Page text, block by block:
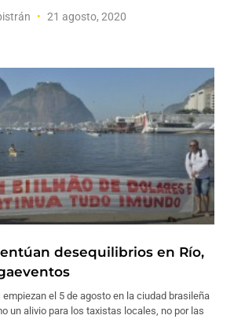
21 agosto, 2020
desequilibrios en Río,
el 5 de agosto en la ciudad brasileña
un alivio para los taxistas locales, no por las